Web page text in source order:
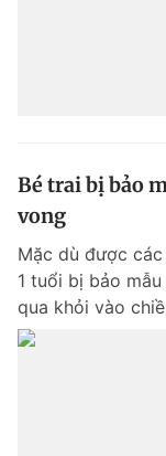
Bé trai bị bảo
vong
Mặc dù được
1 tuổi bị bảo
qua khỏi vào